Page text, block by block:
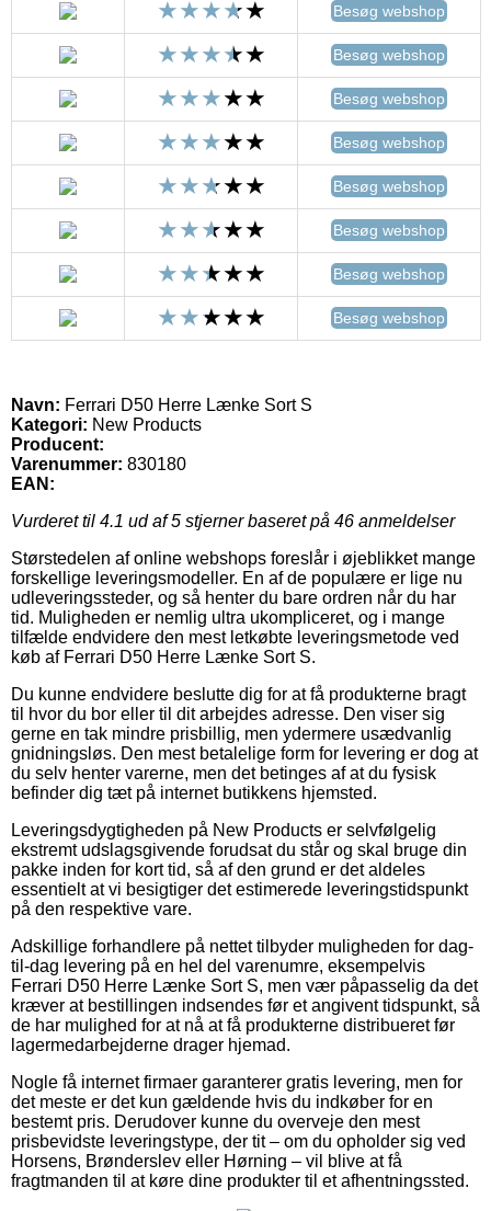
Besøg webshop
Besøg webshop
Besøg webshop
Besøg webshop
Besøg webshop
Besøg webshop
Besøg webshop
Besøg webshop
Navn: Ferrari D50 Herre Lænke Sort S
Kategori: New Products
Producent:
Varenummer: 830180
EAN:
Vurderet til 4.1 ud af 5 stjerner baseret på 46 anmeldelser
Størstedelen af online webshops foreslår i øjeblikket mange
forskellige leveringsmodeller. En af de populære er lige nu
udleveringssteder, og så henter du bare ordren når du har
tid. Muligheden er nemlig ultra ukompliceret, og i mange
tilfælde endvidere den mest letkøbte leveringsmetode ved
køb af Ferrari D50 Herre Lænke Sort S.
Du kunne endvidere beslutte dig for at få produkterne bragt
til hvor du bor eller til dit arbejdes adresse. Den viser sig
gerne en tak mindre prisbillig, men ydermere usædvanlig
gnidningsløs. Den mest betalelige form for levering er dog at
du selv henter varerne, men det betinges af at du fysisk
befinder dig tæt på internet butikkens hjemsted.
Leveringsdygtigheden på New Products er selvfølgelig
ekstremt udslagsgivende forudsat du står og skal bruge din
pakke inden for kort tid, så af den grund er det aldeles
essentielt at vi besigtiger det estimerede leveringstidspunkt
på den respektive vare.
Adskillige forhandlere på nettet tilbyder muligheden for dag-
til-dag levering på en hel del varenumre, eksempelvis
Ferrari D50 Herre Lænke Sort S, men vær påpasselig da det
kræver at bestillingen indsendes før et angivent tidspunkt, så
de har mulighed for at nå at få produkterne distribueret før
lagermedarbejderne drager hjemad.
Nogle få internet firmaer garanterer gratis levering, men for
det meste er det kun gældende hvis du indkøber for en
bestemt pris. Derudover kunne du overveje den mest
prisbevidste leveringstype, der tit – om du opholder sig ved
Horsens, Brønderslev eller Hørning – vil blive at få
fragtmanden til at køre dine produkter til et afhentningssted.